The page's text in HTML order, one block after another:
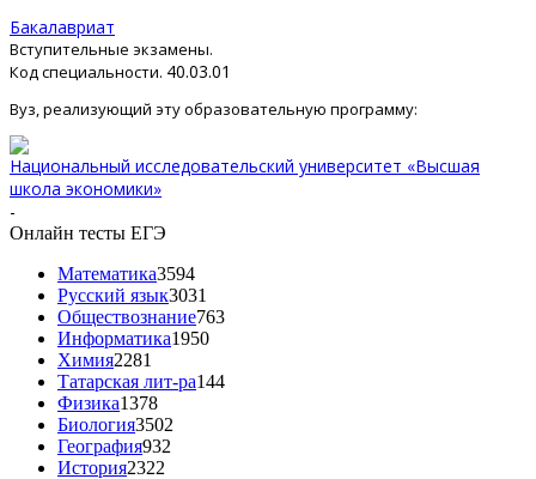
Бакалавриат
Вступительные экзамены.
Код специальности. 40.03.01
Вуз, реализующий эту образовательную программу:
Национальный исследовательский университет «Высшая
школа экономики»
-
Онлайн тесты ЕГЭ
Математика3594
Русский язык3031
Обществознание763
Информатика1950
Химия2281
Татарская лит-ра144
Физика1378
Биология3502
География932
История2322